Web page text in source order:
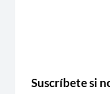
Suscríbete si